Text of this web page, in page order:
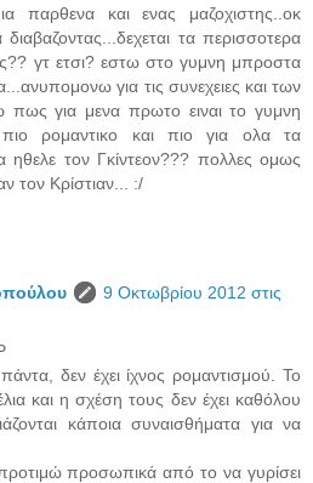
παρθενα και ενας μαζοχιστης..οκ
διαβαζοντας...δεχεται τα περισσοτερα
γτ ετσι? εστω στο γυμνη μπροστα
για τις συνεχειες και των
για μενα πρωτο ειναι το γυμνη
ρομαντικο και πιο για ολα τα
ηθελε τον Γκίντεον??? πολλες ομως
τον Κρίστιαν... :/
9 Οκτωβρίου 2012 στις
δεν έχει ίχνος ρομαντισμού. Το
και η σχέση τους δεν έχει καθόλου
κάποια συναισθήματα για να
προσωπικά από το να γυρίσει